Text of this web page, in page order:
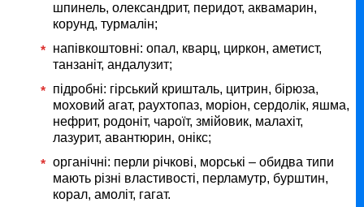
шпинель, олександрит, перидот, аквамарин,
корунд, турмалін;
напівкоштовні: опал, кварц, циркон, аметист,
танзаніт, андалузит;
підробні: гірський кришталь, цитрин, бірюза,
моховий агат, раухтопаз, моріон, сердолік, яшма,
нефрит, родоніт, чароїт, змійовик, малахіт,
лазурит, авантюрин, онікс;
органічні: перли річкові, морські – обидва типи
мають різні властивості, перламутр, бурштин,
корал, амоліт, гагат.